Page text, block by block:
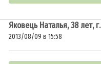
Яковець Наталья, 38 лет,
2013/08/09 в 15:58